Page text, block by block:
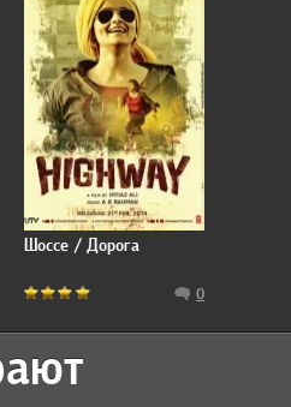
Шоссе / Дорога
0